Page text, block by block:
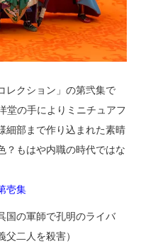
レクション」の第弐集で
堂の手によりミニチュアフ
細部まで作り込まれた素晴
？もはや内職の時代ではな
壱集
国の軍師で孔明のライバ
二人を殺害）